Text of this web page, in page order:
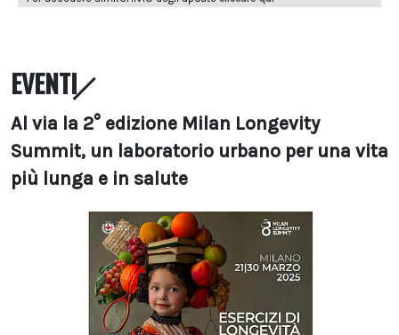
EVENTI
Al via la 2° edizione Milan Longevity
Summit, un laboratorio urbano per una vita
più lunga e in salute